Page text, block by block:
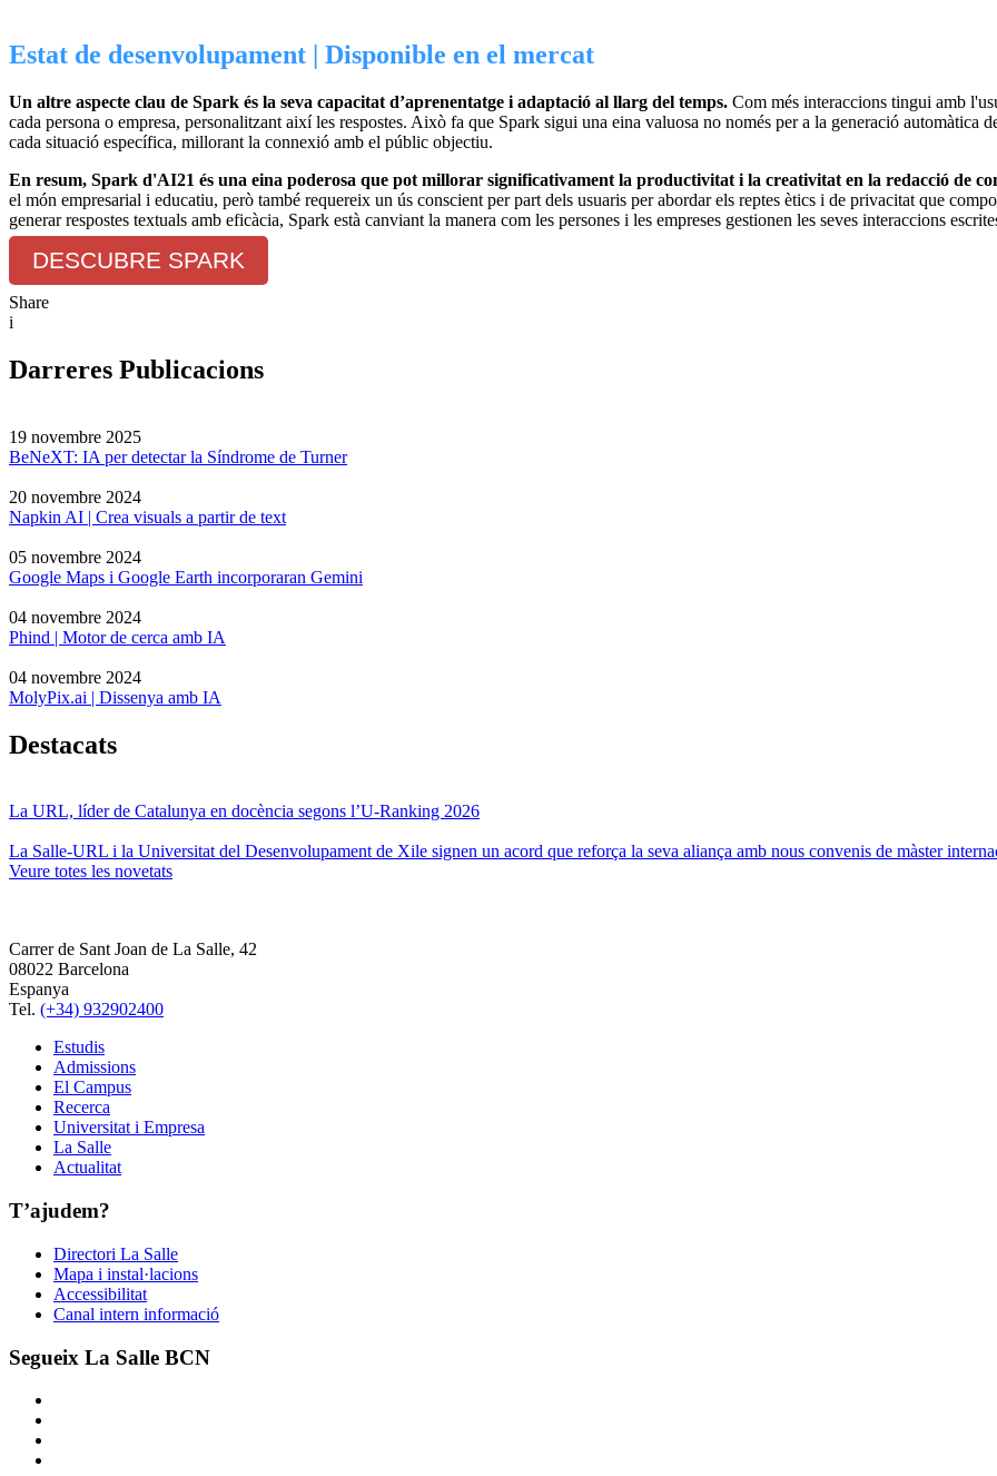
Estat de desenvolupament | Disponible en el mercat
Un altre aspecte clau de Spark és la seva capacitat d’aprenentatge i adaptació al llarg del temps. Com més interaccions tingui amb
cada persona o empresa, personalitzant així les respostes. Això fa que Spark sigui una eina valuosa no només per a la generació automàtica
cada situació específica, millorant la connexió amb el públic objectiu.
En resum, Spark d'AI21 és una eina poderosa que pot millorar significativament la productivitat i la creativitat en la redacció de
el món empresarial i educatiu, però també requereix un ús conscient per part dels usuaris per abordar els reptes ètics i de privacitat que
generar respostes textuals amb eficàcia, Spark està canviant la manera com les persones i les empreses gestionen les seves interaccions
DESCUBRE SPARK
Share
i
Darreres Publicacions
19 novembre 2025
BeNeXT: IA per detectar la Síndrome de Turner
20 novembre 2024
Napkin AI | Crea visuals a partir de text
05 novembre 2024
Google Maps i Google Earth incorporaran Gemini
04 novembre 2024
Phind | Motor de cerca amb IA
04 novembre 2024
MolyPix.ai | Dissenya amb IA
Destacats
La URL, líder de Catalunya en docència segons l’U-Ranking 2026
La Salle-URL i la Universitat del Desenvolupament de Xile signen un acord que reforça la seva aliança amb nous convenis de màster
Veure totes les novetats
Carrer de Sant Joan de La Salle, 42
08022 Barcelona
Espanya
Tel. (+34) 932902400
Estudis
Admissions
El Campus
Recerca
Universitat i Empresa
La Salle
Actualitat
T’ajudem?
Directori La Salle
Mapa i instal·lacions
Accessibilitat
Canal intern informació
Segueix La Salle BCN